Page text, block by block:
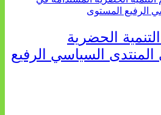
الحضرية
السياسي الرفيع